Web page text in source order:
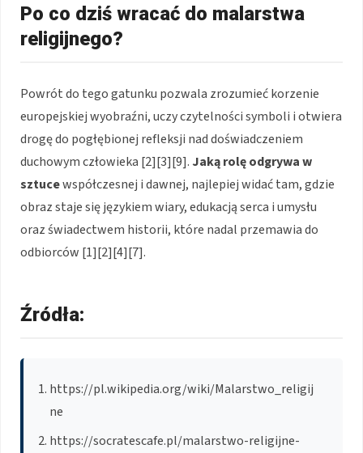
Po co dziś wracać do malarstwa
religijnego?
Powrót do tego gatunku pozwala zrozumieć korzenie
europejskiej wyobraźni, uczy czytelności symboli i otwiera
drogę do pogłębionej refleksji nad doświadczeniem
duchowym człowieka [2][3][9]. Jaką rolę odgrywa w
sztucewspółczesnej i dawnej, najlepiej widać tam, gdzie
obraz staje się językiem wiary, edukacją serca i umysłu
oraz świadectwem historii, które nadal przemawia do
odbiorców [1][2][4][7].
Źródła:
https://pl.wikipedia.org/wiki/Malarstwo_religij
ne
https://socratescafe.pl/malarstwo-religijne-